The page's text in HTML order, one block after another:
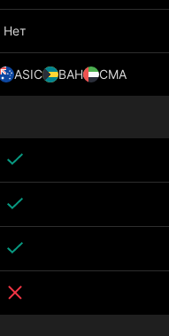
Нет
ASIC BAH CMA